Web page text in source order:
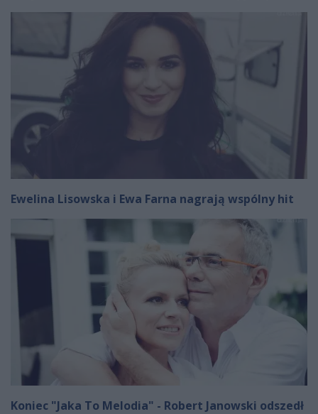
Ewelina Lisowska i Ewa Farna nagrają wspólny hit
Koniec "Jaka To Melodia" - Robert Janowski odszedł